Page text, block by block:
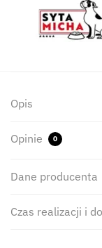
Opis
Opinie 0
Dane producenta
Czas realizacji i